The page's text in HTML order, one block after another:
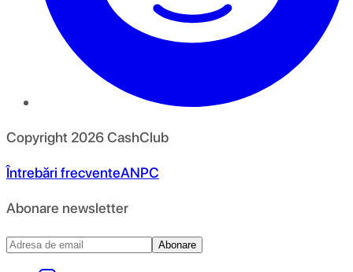
Copyright 2026CashClub
Întrebări frecventeANPC
Abonare newsletter
Abonare